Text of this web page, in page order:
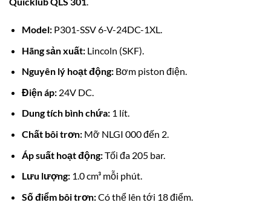
Model:P301-SSV 6-V-24DC-1XL.
Hãng sản xuất:Lincoln (SKF).
Nguyên lý hoạt động:Bơm piston điện.
Điện áp:24V DC.
Dung tích bình chứa:1 lít.
Chất bôi trơn:Mỡ NLGI 000 đến 2.
Áp suất hoạt động:Tối đa 205 bar.
Lưu lượng:1.0 cm³ mỗi phút.
Số điểm bôi trơn:Có thể lên tới 18 điểm.